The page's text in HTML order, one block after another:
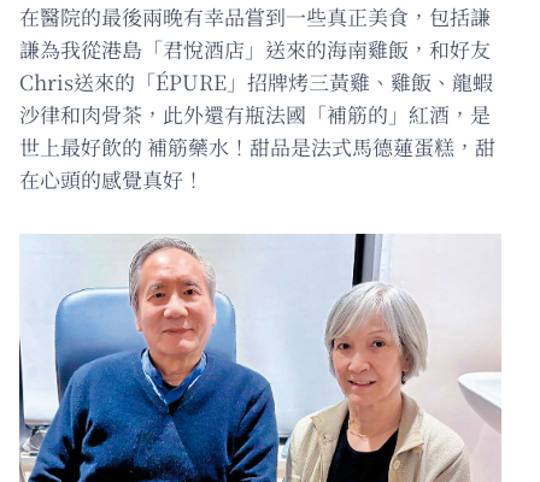
在醫院的最後兩晚有幸品嘗到一些真正美食，包括謙
謙為我從港島「君悅酒店」送來的海南雞飯，和好友
Chris送來的「ÉPURE」招牌烤三黃雞、雞飯、龍蝦
沙律和肉骨茶，此外還有瓶法國「補筋的」紅酒，是
世上最好飲的 補筋藥水！甜品是法式馬德蓮蛋糕，甜
在心頭的感覺真好！